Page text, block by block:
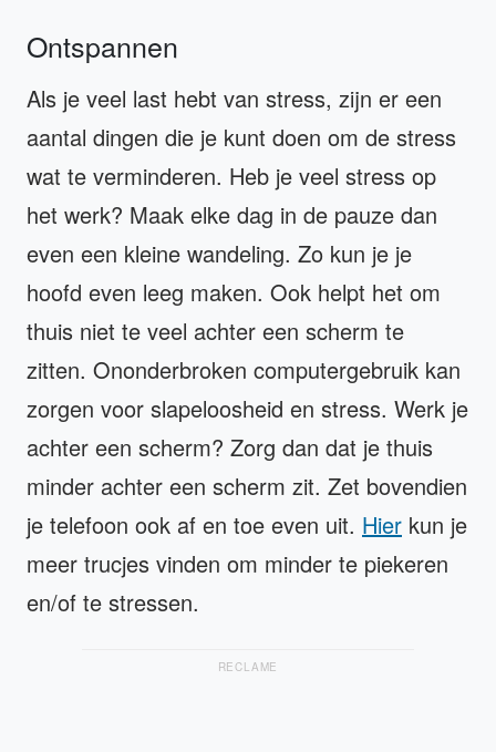
Ontspannen
Als je veel last hebt van stress, zijn er een
aantal dingen die je kunt doen om de stress
wat te verminderen. Heb je veel stress op
het werk? Maak elke dag in de pauze dan
even een kleine wandeling. Zo kun je je
hoofd even leeg maken. Ook helpt het om
thuis niet te veel achter een scherm te
zitten. Ononderbroken computergebruik kan
zorgen voor slapeloosheid en stress. Werk je
achter een scherm? Zorg dan dat je thuis
minder achter een scherm zit. Zet bovendien
je telefoon ook af en toe even uit. Hier kun je
meer trucjes vinden om minder te piekeren
en/of te stressen.
RECLAME